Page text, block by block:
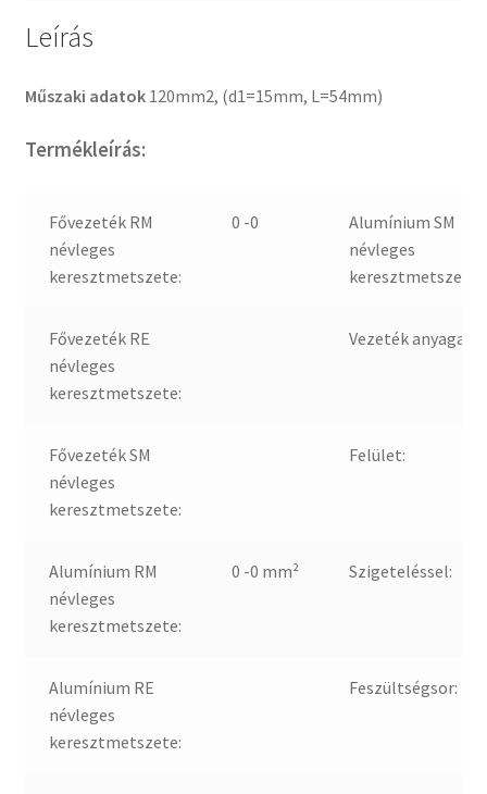
Leírás
Műszaki adatok 120mm2, (d1=15mm, L=54mm)
Termékleírás:
Fővezeték RM
névleges
keresztmetszete:
0 -0
Alumínium SM
névleges
keresztmetszete:
Fővezeték RE
névleges
keresztmetszete:
Vezeték anyaga:
Fővezeték SM
névleges
keresztmetszete:
Felület:
Alumínium RM
névleges
keresztmetszete:
0 -0 mm² Szigeteléssel:
Alumínium RE
névleges
keresztmetszete:
Feszültségsor: